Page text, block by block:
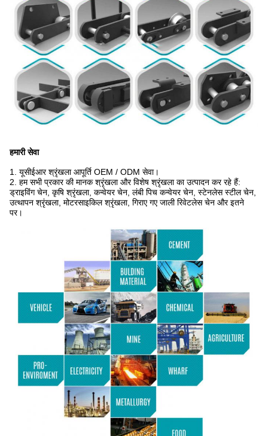
हमारी सेवा
1. यूसीईआर श्रृंखला आपूर्ति OEM / ODM सेवा।
2. हम सभी प्रकार की मानक श्रृंखला और विशेष श्रृंखला का उत्पादन कर रहे हैं:
ड्राइविंग चेन, कृषि श्रृंखला, कन्वेयर चेन, लंबी पिच कन्वेयर चेन, स्टेनलेस स्टील चेन,
उत्थापन श्रृंखला, मोटरसाइकिल श्रृंखला, गिराए गए जाली रिवेटलेस चेन और इतने
पर।